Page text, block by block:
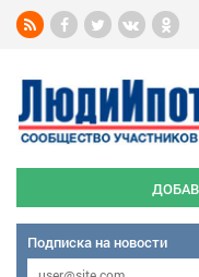
Подписка на новости